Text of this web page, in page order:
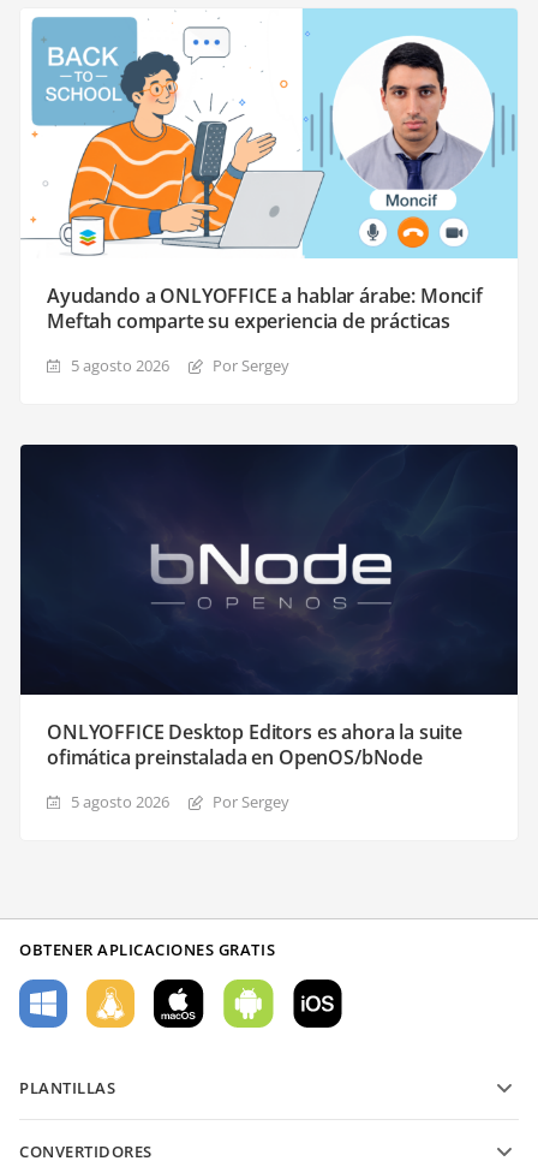
Ayudando a ONLYOFFICE a hablar árabe: Moncif
Meftah comparte su experiencia de prácticas
5 agosto 2026 Por Sergey
ONLYOFFICE Desktop Editors es ahora la suite
ofimática preinstalada en OpenOS/bNode
5 agosto 2026 Por Sergey
OBTENER APLICACIONES GRATIS
PLANTILLAS
CONVERTIDORES